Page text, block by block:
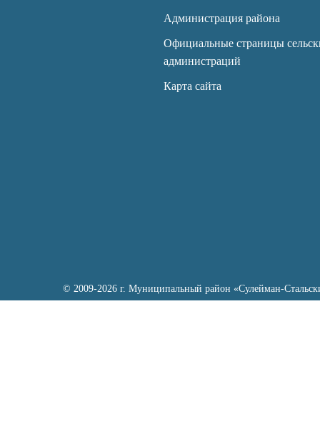
Администрация района
Официальные страницы
администраций
Карта сайта
© 2009-2026 г. Муниципальный район «Сулейман-